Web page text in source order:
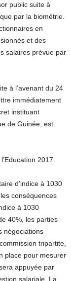
public suite à
par la biométrie.
en
et des
salaires prévue par
à l’avenant du 24
immédiatement
instituant
de Guinée, est
2017
d’indice à 1030
conséquences
à 1030
40%, les parties
négociations
tripartite,
place pour mesurer
appuyée par
salariale. La